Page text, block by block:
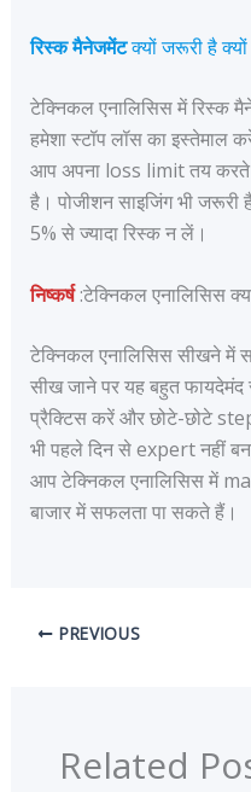
रिस्क मैनेजमेंटक्यों जरूरी है
टेक्निकल एनालिसिस में रिस्क
हमेशा स्टॉप लॉस का इस्तेमाल
आप अपना loss limit तय
है। पोजीशन साइजिंग भी
5% से ज्यादा रिस्क न लें।
निष्कर्ष:टेक्निकल एनालिसिस
टेक्निकल एनालिसिस सीखने में
सीख जाने पर यह बहुत फायदेमंद
प्रैक्टिस करें और छोटे-छोटे
भी पहले दिन से expert नहीं
आप टेक्निकल एनालिसिस में
बाजार में सफलता पा सकते हैं।
PREVIOUS
Related